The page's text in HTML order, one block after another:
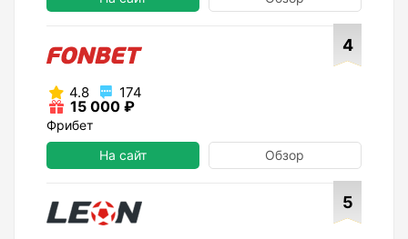
4
4.8 174
15 000 ₽
Фрибет
На сайт
Обзор
5